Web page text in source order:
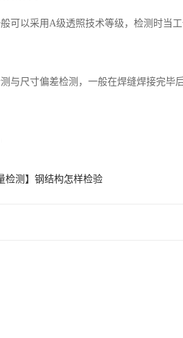
般可以采用A级透照技术等级，检测时
测与尺寸偏差检测，一般在焊缝焊接完
检测】钢结构怎样检验